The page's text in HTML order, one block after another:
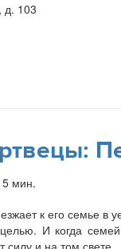
д. 103
мин.
к его семье в
И когда
и на том свете.